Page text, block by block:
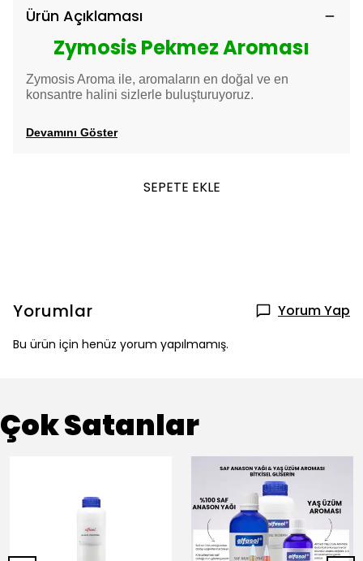
Ürün Açıklaması
Zymosis Pekmez Aroması
Zymosis Aroma ile, aromaların en doğal ve en
konsantre halini sizlerle buluşturuyoruz.
Devamını Göster
SEPETE EKLE
Yorumlar Yorum Yap
Bu ürün için henüz yorum yapılmamış.
Çok Satanlar